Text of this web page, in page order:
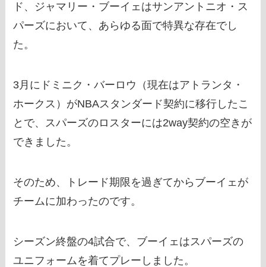
ド、ジャマリー・ブーイェはサンアントニオ・ス
パーズにおいて、あらゆる面で特異な存在でし
た。
3月にドミニク・バーロウ（現在はアトランタ・
ホークス）がNBAスタンダード契約に移行したこ
とで、スパーズのロスターには2way契約の空きが
できました。
そのため、トレード期限を過ぎてからブーイェが
チームに加わったのです。
シーズン終盤の4試合で、ブーイェはスパーズの
ユニフォームを着てプレーしました。